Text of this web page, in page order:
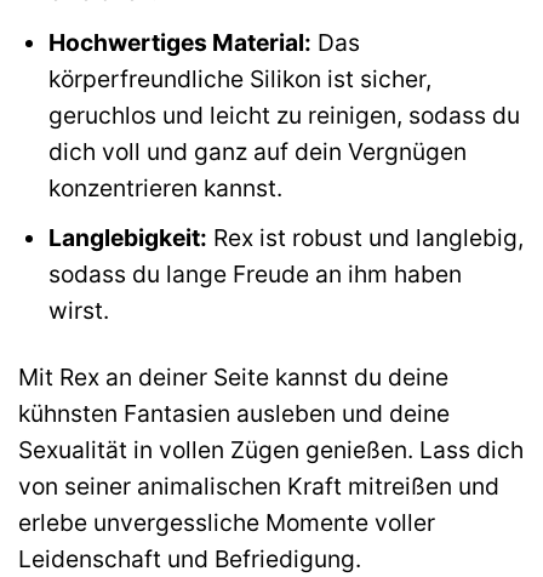
Hochwertiges Material: Das
körperfreundliche Silikon ist sicher,
geruchlos und leicht zu reinigen, sodass du
dich voll und ganz auf dein Vergnügen
konzentrieren kannst.
Langlebigkeit: Rex ist robust und langlebig,
sodass du lange Freude an ihm haben
wirst.
Mit Rex an deiner Seite kannst du deine
kühnsten Fantasien ausleben und deine
Sexualität in vollen Zügen genießen. Lass dich
von seiner animalischen Kraft mitreißen und
erlebe unvergessliche Momente voller
Leidenschaft und Befriedigung.